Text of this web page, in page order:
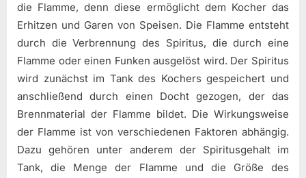
die Flamme, denn diese ermöglicht dem Kocher das
Erhitzen und Garen von Speisen. Die Flamme entsteht
durch die Verbrennung des Spiritus, die durch eine
Flamme oder einen Funken ausgelöst wird. Der Spiritus
wird zunächst im Tank des Kochers gespeichert und
anschließend durch einen Docht gezogen, der das
Brennmaterial der Flamme bildet. Die Wirkungsweise
der Flamme ist von verschiedenen Faktoren abhängig.
Dazu gehören unter anderem der Spiritusgehalt im
Tank, die Menge der Flamme und die Größe des